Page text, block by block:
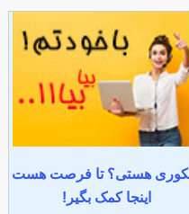
هستی؟ تا فرصت هست
اینجا کمک بگیر!